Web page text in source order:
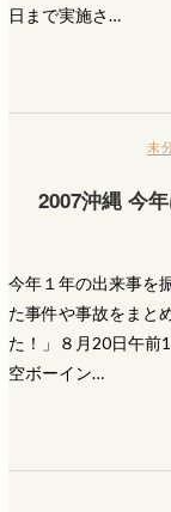
日まで実施さ…
未
2007沖縄 今
今年１年の出来事を
た事件や事故をまと
た！」８月20日午前
空ボーイン…